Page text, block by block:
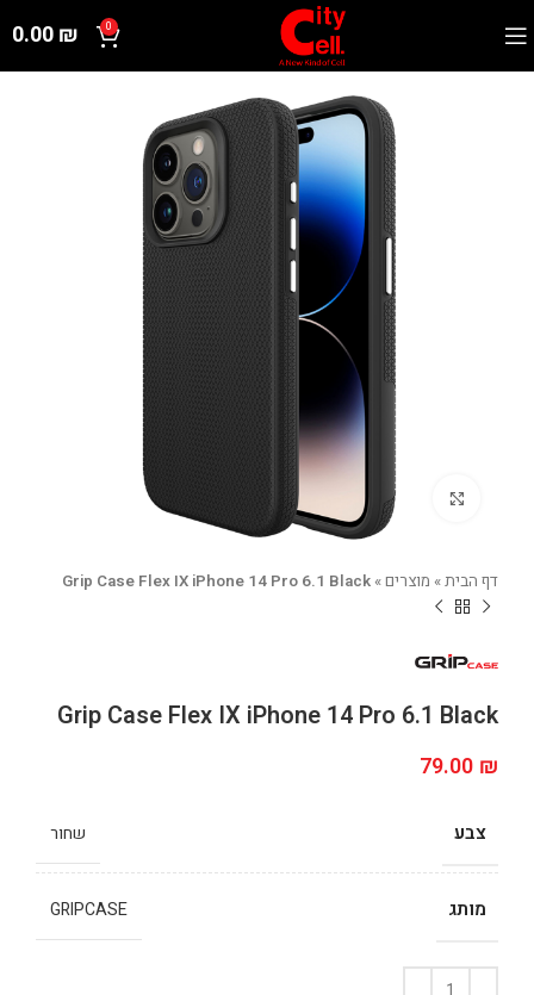
0
0.00₪
Click to enlarge
דף הבית» מוצרים»
Grip Case Flex IX iPhone 14 Pro 6.1 Black
Grip Case Flex IX iPhone 14 Pro 6.1 Black
79.00 ₪
צבע שחור
מותג GRIPCASE